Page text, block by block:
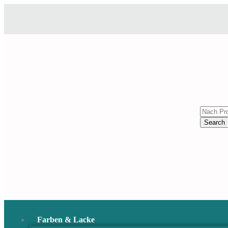
Search
Farben & Lacke